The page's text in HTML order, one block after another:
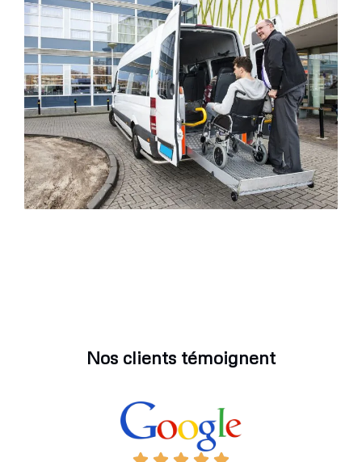
Nos clients témoignent